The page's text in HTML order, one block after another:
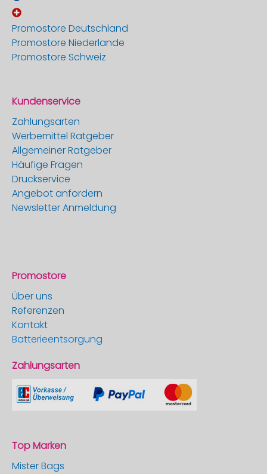
Promostore Deutschland
Promostore Niederlande
Promostore Schweiz
Kundenservice
Zahlungsarten
Werbemittel Ratgeber
Allgemeiner Ratgeber
Häufige Fragen
Druckservice
Angebot anfordern
Newsletter Anmeldung
Promostore
Über uns
Referenzen
Kontakt
Batterieentsorgung
Zahlungsarten
Top Marken
Mister Bags